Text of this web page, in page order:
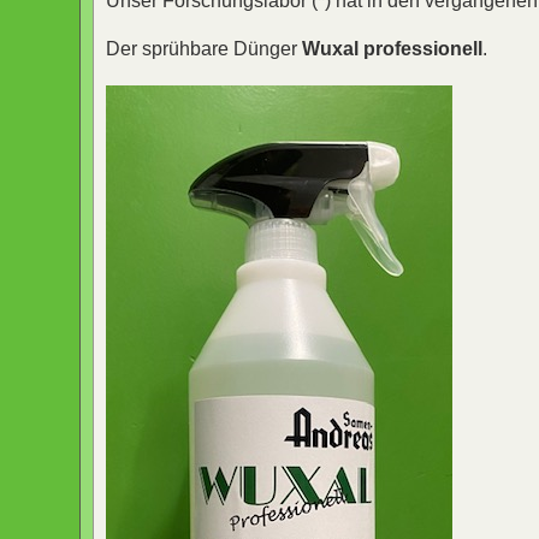
Der sprühbare DüngerWuxal professionell .